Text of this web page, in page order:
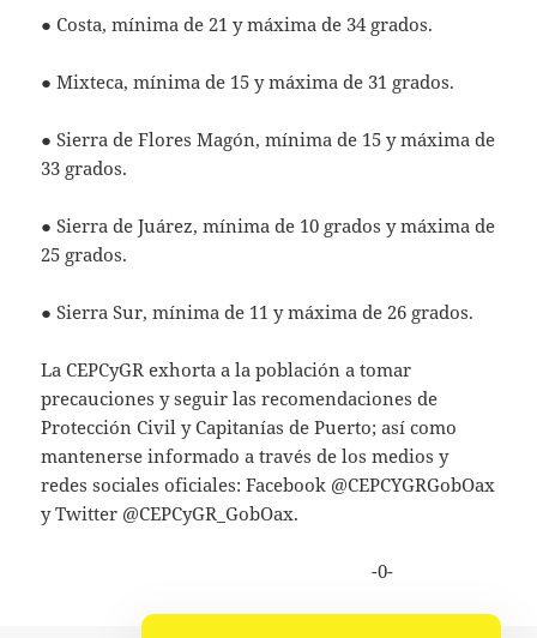
● Costa, mínima de 21 y máxima de 34 grados.
● Mixteca, mínima de 15 y máxima de 31 grados.
● Sierra de Flores Magón, mínima de 15 y máxima de
33 grados.
● Sierra de Juárez, mínima de 10 grados y máxima de
25 grados.
● Sierra Sur, mínima de 11 y máxima de 26 grados.
La CEPCyGR exhorta a la población a tomar
precauciones y seguir las recomendaciones de
Protección Civil y Capitanías de Puerto; así como
mantenerse informado a través de los medios y
redes sociales oficiales: Facebook @CEPCYGRGobOax
y Twitter @CEPCyGR_GobOax.
-0-